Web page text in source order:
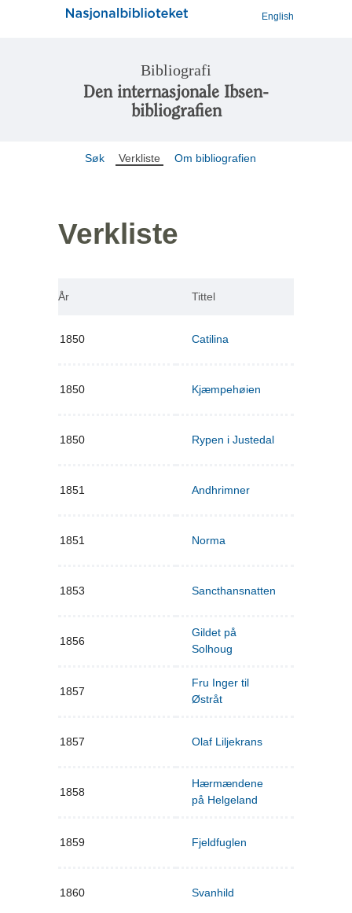
English
Bibliografi
Den internasjonale Ibsen-
bibliografien
Søk Verkliste Om bibliografien
Verkliste
År Tittel
1850 Catilina
1850 Kjæmpehøien
1850 Rypen i Justedal
1851 Andhrimner
1851 Norma
1853 Sancthansnatten
1856
Gildet på
Solhoug
1857
Fru Inger til
Østråt
1857 Olaf Liljekrans
1858
Hærmændene
på Helgeland
1859 Fjeldfuglen
1860 Svanhild